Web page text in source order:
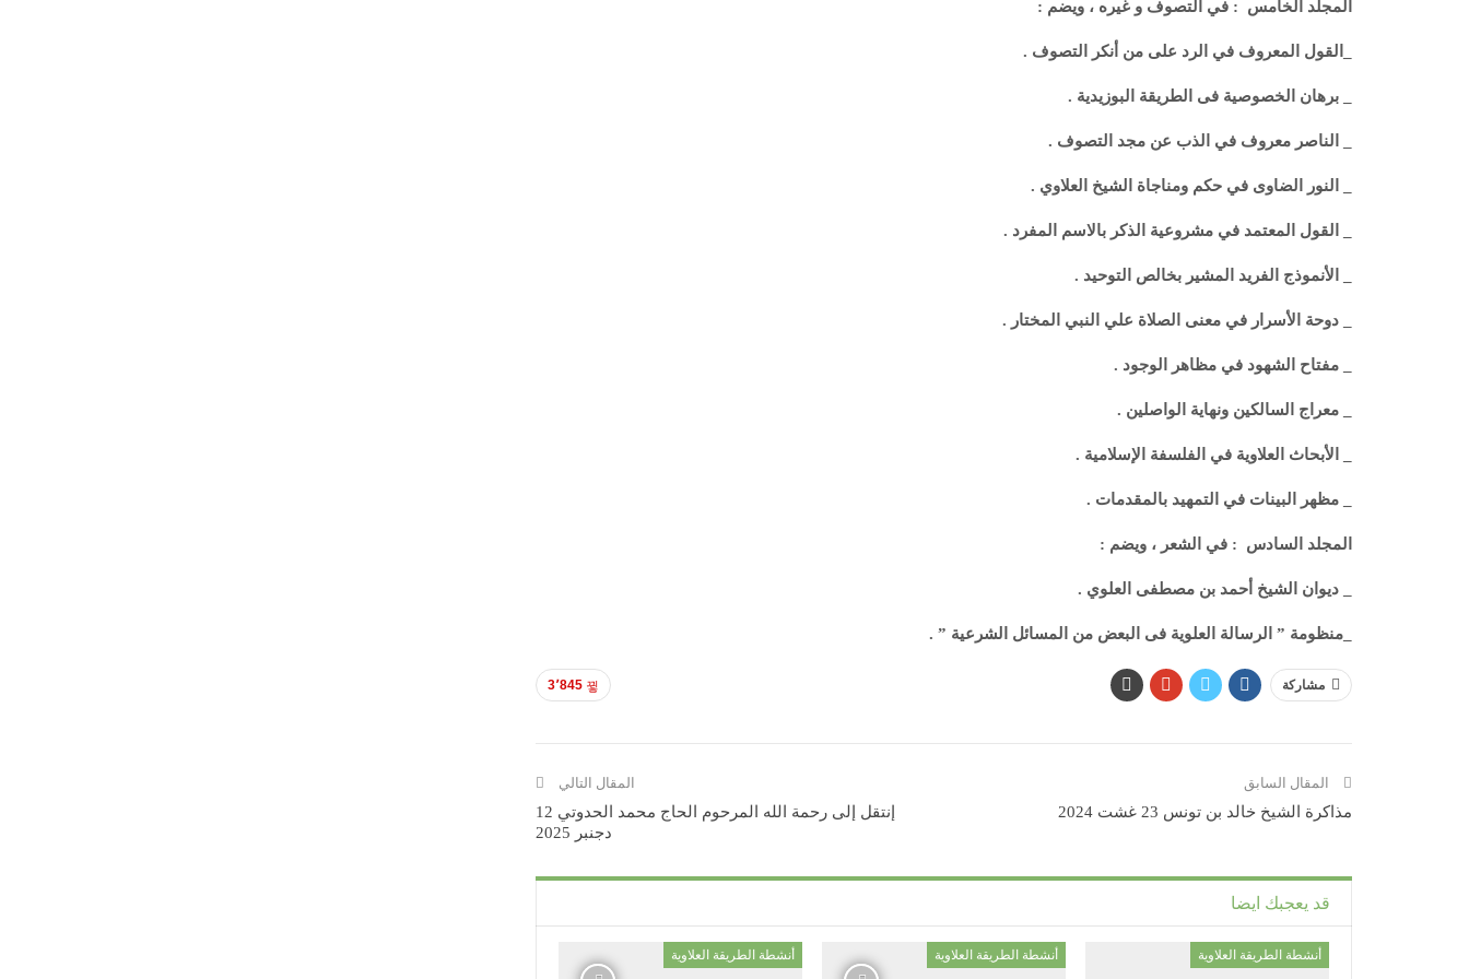
المجلد الخامس : في التصوف و غيره ، ويضم :
_القول المعروف في الرد على من أنكر التصوف .
_ برهان الخصوصية فى الطريقة البوزيدية .
_ الناصر معروف في الذب عن مجد التصوف .
_ النور الضاوى في حكم ومناجاة الشيخ العلاوي .
_ القول المعتمد في مشروعية الذكر بالاسم المفرد .
_ الأنموذج الفريد المشير بخالص التوحيد .
_ دوحة الأسرار في معنى الصلاة علي النبي المختار .
_ مفتاح الشهود في مظاهر الوجود .
_ معراج السالكين ونهاية الواصلين .
_ الأبحاث العلاوية في الفلسفة الإسلامية .
_ مظهر البينات في التمهيد بالمقدمات .
المجلد السادس : في الشعر ، ويضم :
_ ديوان الشيخ أحمد بن مصطفى العلوي .
_منظومة ” الرسالة العلوية فى البعض من المسائل الشرعية ” .
3٬845 مشاركة
المقال السابق
مذاكرة الشيخ خالد بن تونس 23 غشت 2024
المقال التالي
إنتقل إلى رحمة الله المرحوم الحاج محمد الحدوتي 12
دجنبر 2025
قد يعجبك ايضا
أنشطة الطريقة العلاوية أنشطة الطريقة العلاوية أنشطة الطريقة العلاوية